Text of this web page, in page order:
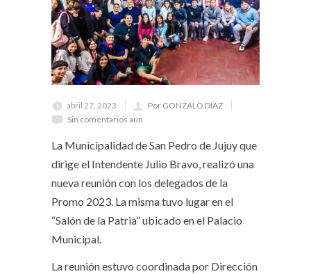
abril 27, 2023
Por GONZALO DIAZ
Sin comentarios aún
La Municipalidad de San Pedro de Jujuy que
dirige el Intendente Julio Bravo, realizó una
nueva reunión con los delegados de la
Promo 2023. La misma tuvo lugar en el
“Salón de la Patria” ubicado en el Palacio
Municipal.
La reunión estuvo coordinada por Dirección